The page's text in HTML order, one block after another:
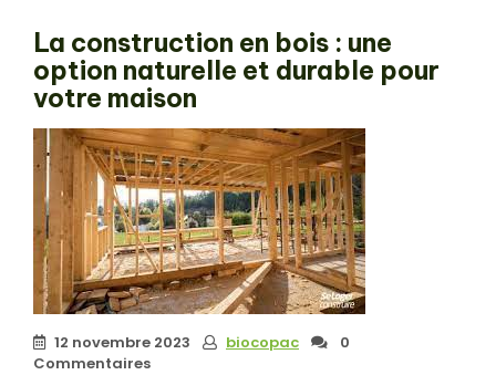
La construction en bois : une
option naturelle et durable pour
votre maison
12 novembre 2023 biocopac
0
Commentaires